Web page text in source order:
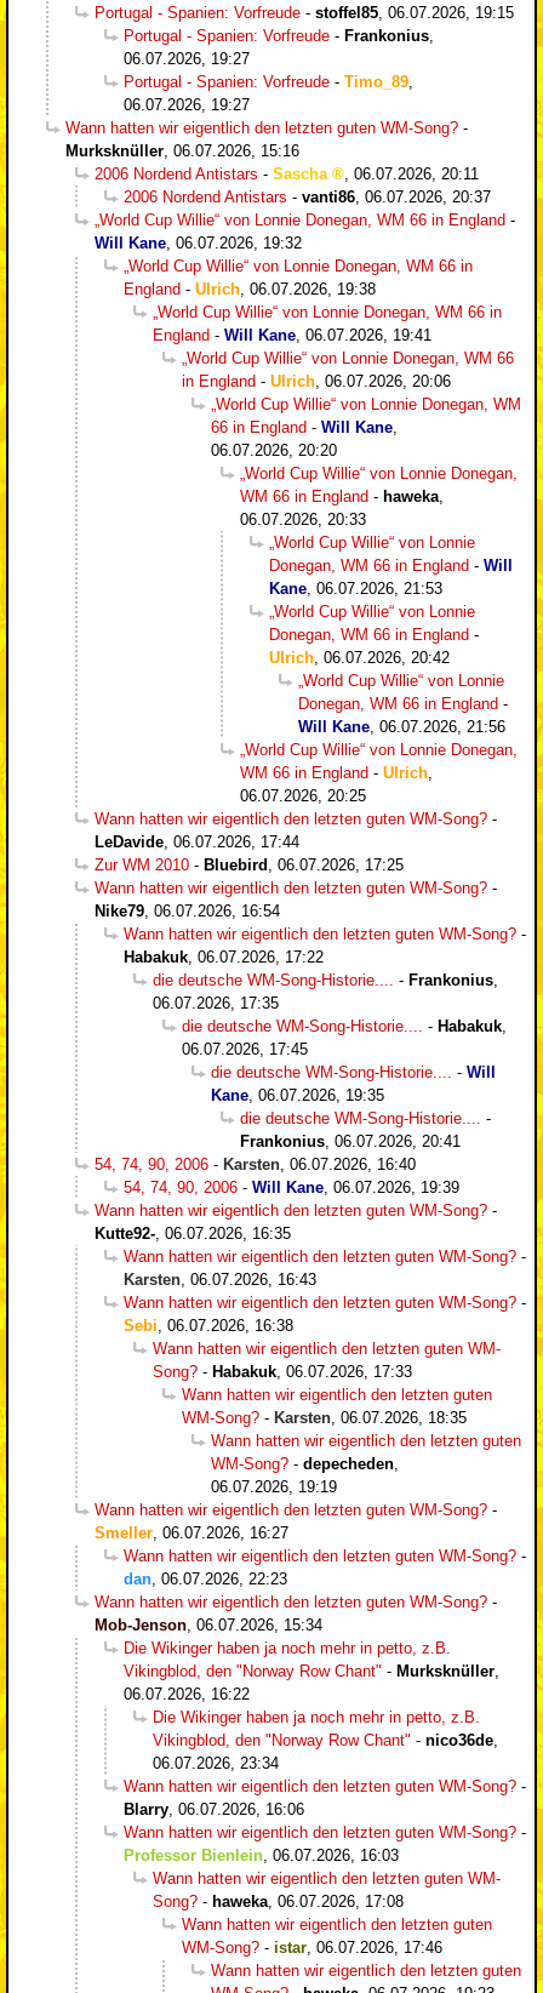
Portugal - Spanien: Vorfreude - stoffel85 06.07.2026, 19:15
Portugal - Spanien: Vorfreude - Frankonius
06.07.2026, 19:27
Portugal - Spanien: Vorfreude - Timo_89
06.07.2026, 19:27
Wann hatten wir eigentlich den letzten guten WM-Song? -
Murksknüller 06.07.2026, 15:16
2006 Nordend Antistars - Sascha
06.07.2026, 20:11
2006 Nordend Antistars - vanti86 06.07.2026, 20:37
„World Cup Willie“ von Lonnie Donegan, WM 66 in England -
Will Kane 06.07.2026, 19:32
„World Cup Willie“ von Lonnie Donegan, WM 66 in
England - Ulrich 06.07.2026, 19:38
„World Cup Willie“ von Lonnie Donegan, WM 66 in
England - Will Kane 06.07.2026, 19:41
„World Cup Willie“ von Lonnie Donegan, WM 66
in England - Ulrich 06.07.2026, 20:06
„World Cup Willie“ von Lonnie Donegan, WM
66 in England - Will Kane
06.07.2026, 20:20
„World Cup Willie“ von Lonnie Donegan,
WM 66 in England - haweka
06.07.2026, 20:33
„World Cup Willie“ von Lonnie
Donegan, WM 66 in England - Will
Kane 06.07.2026, 21:53
„World Cup Willie“ von Lonnie
Donegan, WM 66 in England -
Ulrich 06.07.2026, 20:42
„World Cup Willie“ von Lonnie
Donegan, WM 66 in England -
Will Kane 06.07.2026, 21:56
„World Cup Willie“ von Lonnie Donegan,
WM 66 in England - Ulrich
06.07.2026, 20:25
Wann hatten wir eigentlich den letzten guten WM-Song? -
LeDavide 06.07.2026, 17:44
Zur WM 2010 - Bluebird
06.07.2026, 17:25
Wann hatten wir eigentlich den letzten guten WM-Song? -
Nike79 06.07.2026, 16:54
Wann hatten wir eigentlich den letzten guten WM-Song? -
Habakuk 06.07.2026, 17:22
die deutsche WM-Song-Historie....
- Frankonius
06.07.2026, 17:35
die deutsche WM-Song-Historie....
- Habakuk
06.07.2026, 17:45
die deutsche WM-Song-Historie....
- Will
Kane 06.07.2026, 19:35
die deutsche WM-Song-Historie....
-
Frankonius 06.07.2026, 20:41
54, 74, 90, 2006 - Karsten 06.07.2026, 16:40
54, 74, 90, 2006 - Will Kane 06.07.2026, 19:39
Wann hatten wir eigentlich den letzten guten WM-Song? -
Kutte92- 06.07.2026, 16:35
Wann hatten wir eigentlich den letzten guten WM-Song? -
Karsten 06.07.2026, 16:43
Wann hatten wir eigentlich den letzten guten WM-Song? -
Sebi 06.07.2026, 16:38
Wann hatten wir eigentlich den letzten guten WM-
Song? - Habakuk 06.07.2026, 17:33
Wann hatten wir eigentlich den letzten guten
WM-Song? - Karsten 06.07.2026, 18:35
Wann hatten wir eigentlich den letzten guten
WM-Song? - depecheden
06.07.2026, 19:19
Wann hatten wir eigentlich den letzten guten WM-Song? -
Smeller 06.07.2026, 16:27
Wann hatten wir eigentlich den letzten guten WM-Song? -
dan 06.07.2026, 22:23
Wann hatten wir eigentlich den letzten guten WM-Song? -
Mob-Jenson 06.07.2026, 15:34
Die Wikinger haben ja noch mehr in petto, z.B.
Vikingblod, den "Norway Row Chant" - Murksknüller
06.07.2026, 16:22
Die Wikinger haben ja noch mehr in petto, z.B.
Vikingblod, den "Norway Row Chant" - nico36de
06.07.2026, 23:34
Wann hatten wir eigentlich den letzten guten WM-Song? -
Blarry 06.07.2026, 16:06
Wann hatten wir eigentlich den letzten guten WM-Song? -
Professor Bienlein 06.07.2026, 16:03
Wann hatten wir eigentlich den letzten guten WM-
Song? - haweka 06.07.2026, 17:08
Wann hatten wir eigentlich den letzten guten
WM-Song? - istar 06.07.2026, 17:46
Wann hatten wir eigentlich den letzten guten